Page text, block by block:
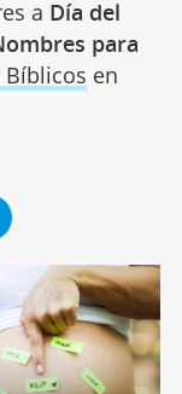
a Día del
para
Bíblicos en